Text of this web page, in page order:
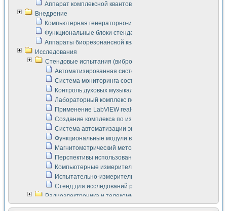
Аппарат комплексной квантовой терапии Интроскан
Внедрение
Компьютерная генераторно-измерительная система
Функциональные блоки стенда "Сигнал-USB"
Аппараты биорезонансной квантовой терапии серии СКАН
Исследования
Стендовые испытания (виброакустика, тензометрия и т.п.)
Автоматизированная система измерения параметров
Система мониторинга состояния тяговых
Контроль духовых музыкальных инструментов
Лабораторный комплекс по исследованию элементной
Применение LabVIEW real-time module для
Создание комплекса по измерению скорости подвижного
Система автоматизации экспериментальных
Функциональные модули в стандарте Nl SCXI для
Магнитометрический метод в дефектоскопии сварных
Перспективы использования машинного зрения в
Компьютерные измерительные системы для
Испытательно-измерительный комплекс аппаратуры для
Стенд для исследований рабочих процессов ДВС в
Радиоэлектроника и телекоммуникации
LabVIEW в расчетах радиолиний систем передачи данных